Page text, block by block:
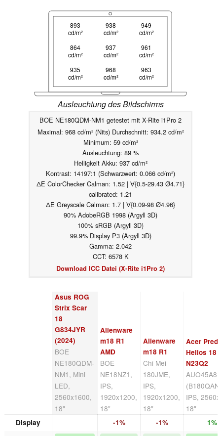
893
cd/m²
938
cd/m²
949
cd/m²
864
cd/m²
937
cd/m²
961
cd/m²
935
cd/m²
968
cd/m²
963
cd/m²
Ausleuchtung des Bildschirms
BOE NE180QDM-NM1 getestet mit X-Rite i1Pro 2
Maximal: 968 cd/m² (Nits) Durchschnitt: 934.2 cd/m²
Minimum: 59 cd/m²
Ausleuchtung: 89 %
Helligkeit Akku: 937 cd/m²
Kontrast: 14197:1 (Schwarzwert: 0.066 cd/m²)
ΔE ColorChecker Calman: 1.52 | ∀{0.5-29.43 Ø4.71}
calibrated: 1.21
ΔE Greyscale Calman: 1.7 | ∀{0.09-98 Ø4.96}
90% AdobeRGB 1998 (Argyll 3D)
100% sRGB (Argyll 3D)
99.9% Display P3 (Argyll 3D)
Gamma: 2.042
CCT: 6578 K
Download ICC Datei (X-Rite i1Pro 2)
Asus ROG
Strix Scar
18
G834JYR
(2024)
BOE
NE180QDM-
NM1, Mini
LED,
2560x1600,
18"
Alienware
m18 R1
AMD
BOE
NE18NZ1,
IPS,
1920x1200,
18"
Alienware
m18 R1
Chi Mei
180JME,
IPS,
1920x1200,
18"
Acer
Helios 18
N23Q2
AUO45A8
IPS,
18"
Display -1% -1% 1%